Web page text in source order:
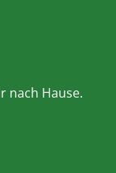
nach Hause.